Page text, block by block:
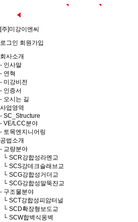
[주]미강이엔씨
로그인 회원가입
회사소개
- 인사말
- 연혁
- 미강비전
- 인증서
- 오시는 길
사업영역
- SC_Structure
- VE/LCC분야
- 토목엔지니어링
공법소개
- 교량분야
└ SCR강합성라멘교
└ SCS강데크슬래브교
└ SCG강합성거더교
└ SCG강합성말뚝잔교
- 구조물분야
└ SCT강합성피암터널
└ SCD확장형보도교
└ SCW합벽식옹벽